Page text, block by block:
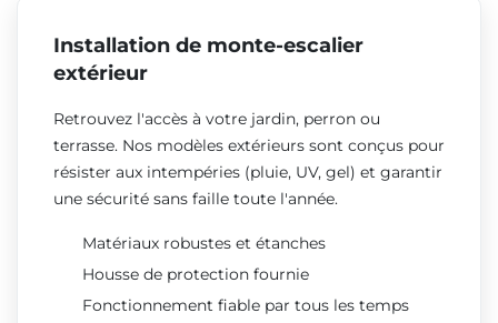
Installation de monte-escalier
extérieur
Retrouvez l'accès à votre jardin, perron ou
terrasse. Nos modèles extérieurs sont conçus pour
résister aux intempéries (pluie, UV, gel) et garantir
une sécurité sans faille toute l'année.
Matériaux robustes et étanches
Housse de protection fournie
Fonctionnement fiable par tous les temps